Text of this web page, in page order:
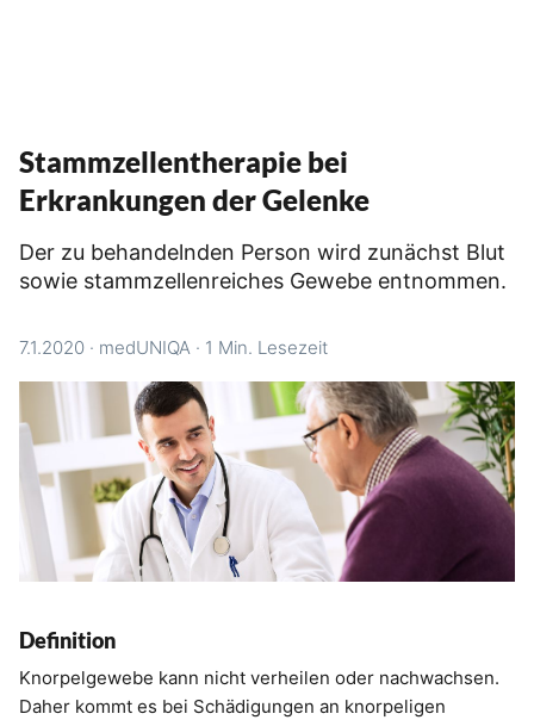
Stammzellentherapie bei
Erkrankungen der Gelenke
Der zu behandelnden Person wird zunächst Blut
sowie stammzellenreiches Gewebe entnommen.
7.1.2020 · medUNIQA · 1 Min. Lesezeit
Definition
Knorpelgewebe kann nicht verheilen oder nachwachsen.
Daher kommt es bei Schädigungen an knorpeligen